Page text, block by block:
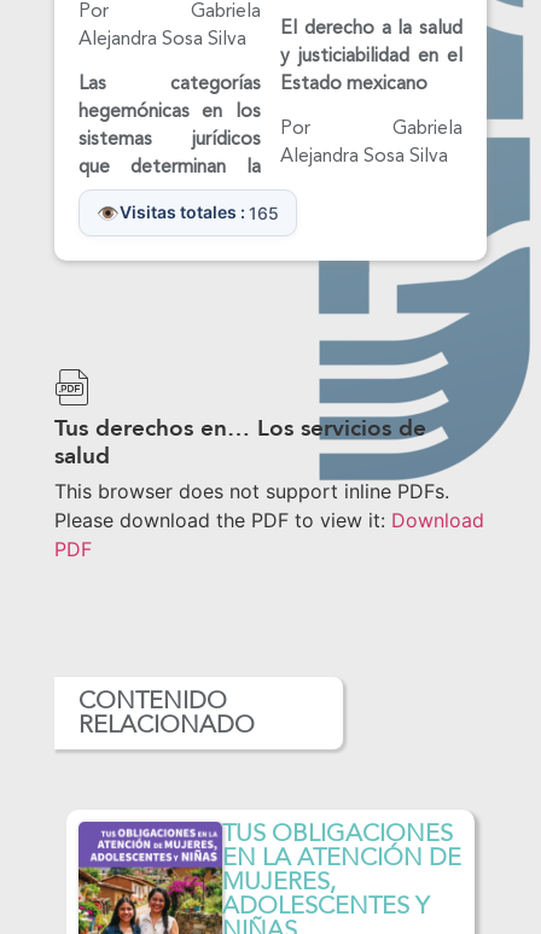
Por Gabriela
Alejandra Sosa Silva
Las categorías
hegemónicas en los
sistemas jurídicos
que determinan la
El derecho a la salud
y justiciabilidad en el
Estado mexicano
Por Gabriela
Alejandra Sosa Silva
Visitas totales : 165
Tus derechos en… Los servicios de
salud
This browser does not support inline PDFs.
Please download the PDF to view it: Download
PDF
CONTENIDO
RELACIONADO
DE
Y
TUS
LA ATENCIÓN